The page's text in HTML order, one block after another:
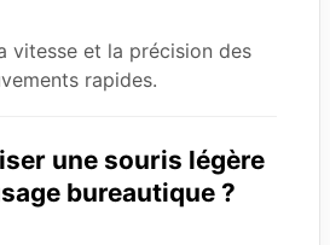
vitesse et la précision des
rapides.
une souris légère
bureautique ?